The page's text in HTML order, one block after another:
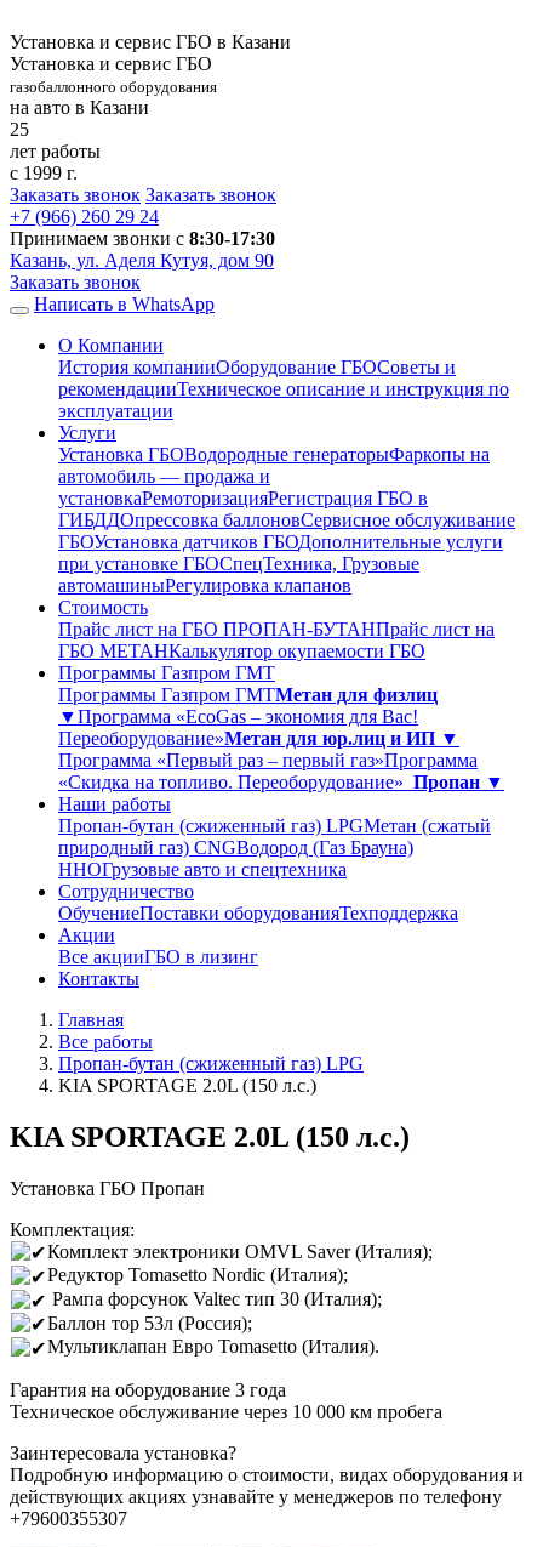
Установка и сервис ГБО в Казани
Установка и сервис ГБО
газобаллонного оборудования
на авто в Казани
25
лет работы
с 1999 г.
Заказать звонок Заказать звонок
+7 (966) 260 29 24
Принимаем звонки с 8:30-17:30
Казань, ул. Аделя Кутуя, дом 90
Заказать звонок
Написать в WhatsApp
О Компании
История компанииОборудование ГБОСоветы и
рекомендацииТехническое описание и инструкция по
эксплуатации
Услуги
Установка ГБОВодородные генераторыФаркопы на
автомобиль — продажа и
установкаРемоторизацияРегистрация ГБО в
ГИБДДОпрессовка баллоновСервисное обслуживание
ГБОУстановка датчиков ГБОДополнительные услуги
при установке ГБОСпецТехника, Грузовые
автомашиныРегулировка клапанов
Стоимость
Прайс лист на ГБО ПРОПАН-БУТАНПрайс лист на
ГБО МЕТАНКалькулятор окупаемости ГБО
Программы Газпром ГМТ
Программы Газпром ГМТМетан для физлиц
▼Программа «EcoGas – экономия для Вас!
Переоборудование»Метан для юр.лиц и ИП ▼
Программа «Первый раз – первый газ»Программа
«Скидка на топливо. Переоборудование» Пропан ▼
Наши работы
Пропан-бутан (сжиженный газ) LPGМетан (сжатый
природный газ) CNGВодород (Газ Брауна)
ННОГрузовые авто и спецтехника
Сотрудничество
ОбучениеПоставки оборудованияТехподдержка
Акции
Все акцииГБО в лизинг
Контакты
Главная
Все работы
Пропан-бутан (сжиженный газ) LPG
KIA SPORTAGE 2.0L (150 л.с.)
KIA SPORTAGE 2.0L (150 л.с.)
Установка ГБО Пропан
Комплектация:
Комплект электроники OMVL Saver (Италия);
Редуктор Tomasetto Nordic (Италия);
Рампа форсунок Valtec тип 30 (Италия);
Баллон тор 53л (Россия);
Мультиклапан Евро Tomasetto (Италия).
Гарантия на оборудование 3 года
Техническое обслуживание через 10 000 км пробега
Заинтересовала установка?
Подробную информацию о стоимости, видах оборудования и
действующих акциях узнавайте у менеджеров по телефону
+79600355307